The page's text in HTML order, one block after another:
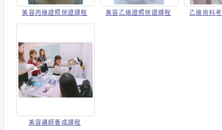
美容丙級證照保證課程 美容乙級證照保證課程 乙級術科
美容講師養成課程